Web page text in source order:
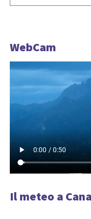
WebCam
Il meteo a